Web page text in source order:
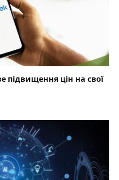
підвищення цін на свої